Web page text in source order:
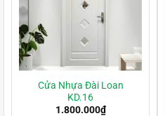
Cửa Nhựa Đài Loan
KD.16
1.800.000₫